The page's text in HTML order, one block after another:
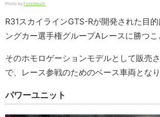
Photo by FotoSleuth
R31スカイラインGTS-Rが開発された目
ングカー選手権グループAレースに勝つこ
そのホモロゲーションモデルとして販売
で、レース参戦のためのベース車両となり
パワーユニット